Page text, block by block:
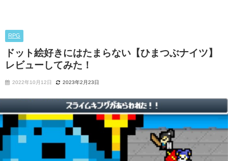
RPG
ドット絵好きにはたまらない【ひまつぶナイツ】
レビューしてみた！
2022年10月12日 2023年2月23日